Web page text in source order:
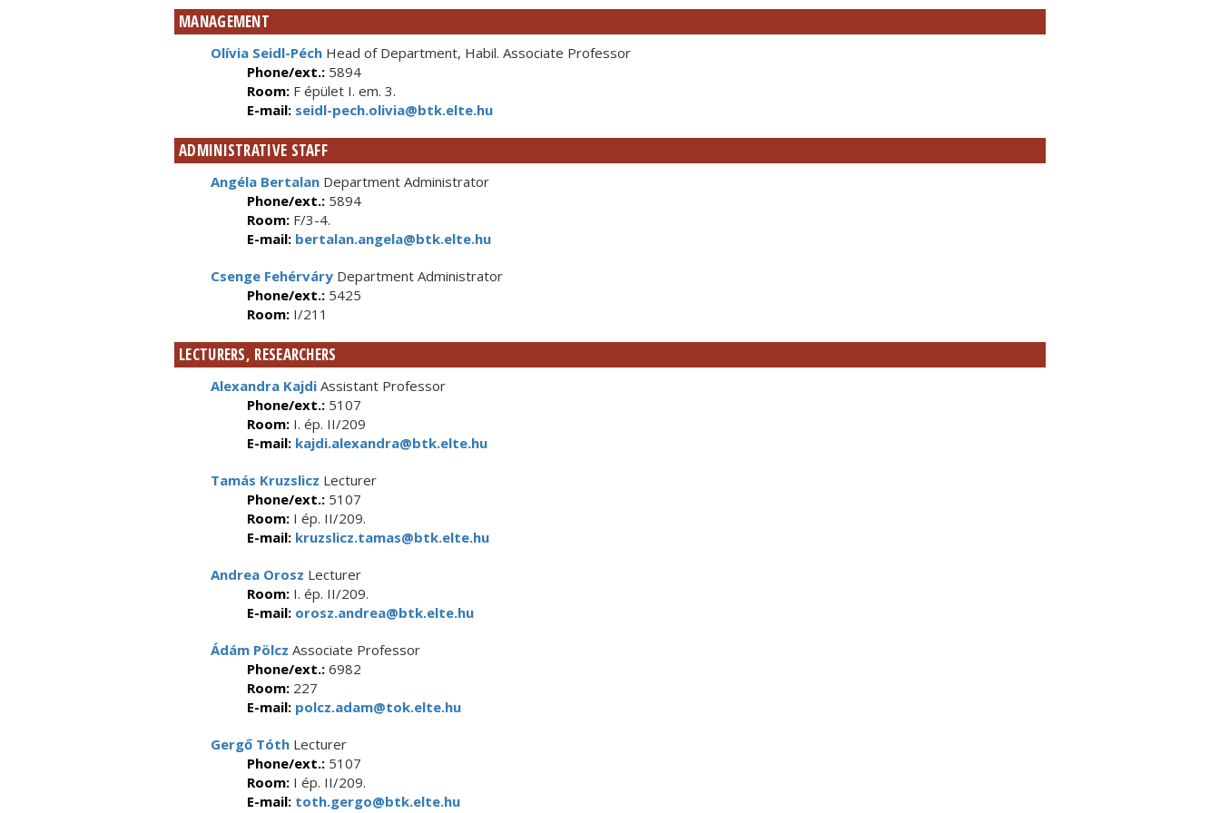
MANAGEMENT
Olívia Seidl-Péch Head of Department, Habil. Associate Professor
Phone/ext.: 5894
Room: F épület I. em. 3.
E-mail: seidl-pech.olivia@btk.elte.hu
ADMINISTRATIVE STAFF
Angéla Bertalan Department Administrator
Phone/ext.: 5894
Room: F/3-4.
E-mail: bertalan.angela@btk.elte.hu
Csenge Fehérváry Department Administrator
Phone/ext.: 5425
Room: I/211
LECTURERS, RESEARCHERS
Alexandra Kajdi Assistant Professor
Phone/ext.: 5107
Room: I. ép. II/209
E-mail: kajdi.alexandra@btk.elte.hu
Tamás Kruzslicz Lecturer
Phone/ext.: 5107
Room: I ép. II/209.
E-mail: kruzslicz.tamas@btk.elte.hu
Andrea Orosz Lecturer
Room: I. ép. II/209.
E-mail: orosz.andrea@btk.elte.hu
Ádám Pölcz Associate Professor
Phone/ext.: 6982
Room: 227
E-mail: polcz.adam@tok.elte.hu
Gergő Tóth Lecturer
Phone/ext.: 5107
Room: I ép. II/209.
E-mail: toth.gergo@btk.elte.hu